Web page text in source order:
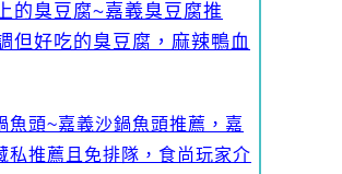
的臭豆腐~嘉義臭豆腐推
但好吃的臭豆腐，麻辣鴨血
魚頭~嘉義沙鍋魚頭推薦，嘉
私推薦且免排隊，食尚玩家介